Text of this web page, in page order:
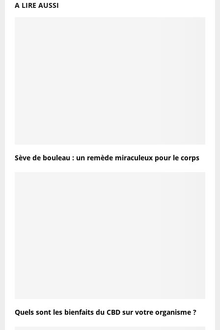
A LIRE AUSSI
Sève de bouleau : un remède miraculeux pour le corps
Quels sont les bienfaits du CBD sur votre organisme ?